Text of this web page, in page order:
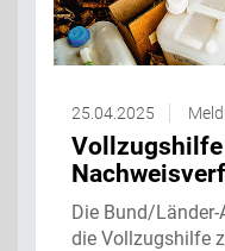
25.04.2025
Die Bund/
die Vollzugshilfe